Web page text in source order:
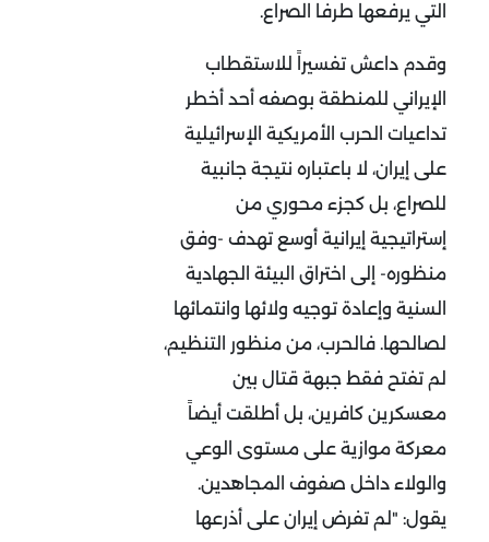
التي يرفعها طرفا الصراع.
وقدم داعش تفسيراً للاستقطاب
الإيراني للمنطقة بوصفه أحد أخطر
تداعيات الحرب الأمريكية الإسرائيلية
على إيران، لا باعتباره نتيجة جانبية
للصراع، بل كجزء محوري من
إستراتيجية إيرانية أوسع تهدف -وفق
منظوره- إلى اختراق البيئة الجهادية
السنية وإعادة توجيه ولائها وانتمائها
لصالحها. فالحرب، من منظور التنظيم،
لم تفتح فقط جبهة قتال بين
معسكرين كافرين، بل أطلقت أيضاً
معركة موازية على مستوى الوعي
والولاء داخل صفوف المجاهدين.
يقول: "لم تفرض إيران على أذرعها